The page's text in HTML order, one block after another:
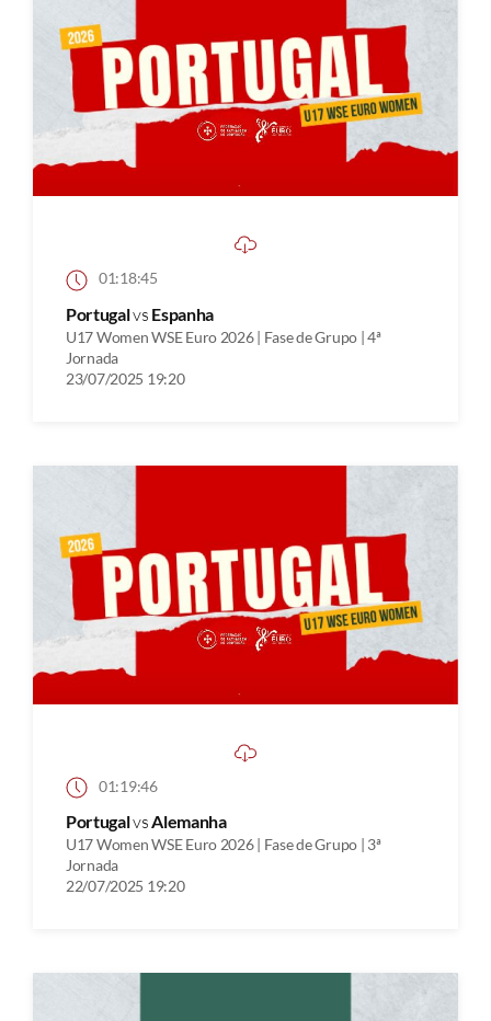
01:18:45
Portugalvs Espanha
U17 Women WSE Euro 2026 | Fase de Grupo | 4ª
Jornada
23/07/2025 19:20
01:19:46
PortugalvsAlemanha
U17 Women WSE Euro 2026 | Fase de Grupo | 3ª
Jornada
22/07/2025 19:20